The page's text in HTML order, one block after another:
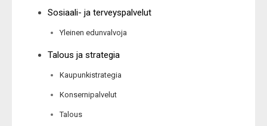
Sosiaali- ja terveyspalvelut
Yleinen edunvalvoja
Talous ja strategia
Kaupunkistrategia
Konsernipalvelut
Talous